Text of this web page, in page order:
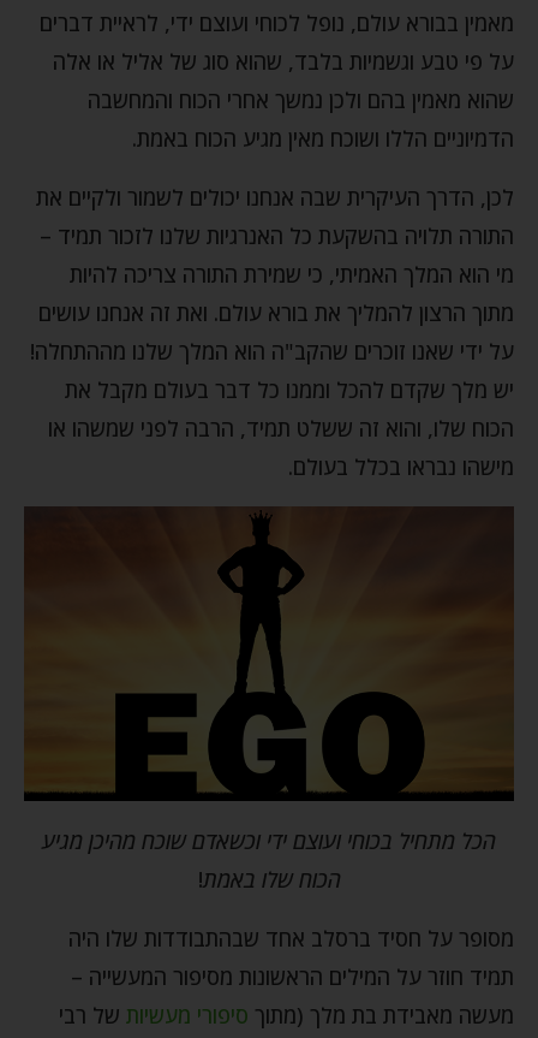
מאמין בבורא עולם, נופל לכוחי ועוצם ידי, לראיית דברים
על פי טבע וגשמיות בלבד, שהוא סוג של אליל או אלה
שהוא מאמין בהם ולכן נמשך אחרי הכוח והמחשבה
הדמיוניים הללו ושוכח מאין מגיע הכוח באמת.
לכן, הדרך העיקרית שבה אנחנו יכולים לשמור ולקיים את
התורה תלויה בהשקעת כל האנרגיות שלנו לזכור תמיד –
מי הוא המלך האמיתי, כי שמירת התורה צריכה להיות
מתוך הרצון להמליך את בורא עולם. ואת זה אנחנו עושים
על ידי שאנו זוכרים שהקב"ה הוא המלך שלנו מההתחלה!
יש מלך שקדם להכל וממנו כל דבר בעולם מקבל את
הכוח שלו, והוא זה ששלט תמיד, הרבה לפני שמשהו או
מישהו נבראו בכלל בעולם.
הכל מתחיל בכוחי ועוצם ידי וכשאדם שוכח מהיכן מגיע
הכוח שלו באמת!
מסופר על חסיד ברסלב אחד שבהתבודדות שלו היה
תמיד חוזר על המילים הראשונות מסיפור המעשייה –
מעשה מאבידת בת מלך (מתוך סיפורי מעשיות של רבי